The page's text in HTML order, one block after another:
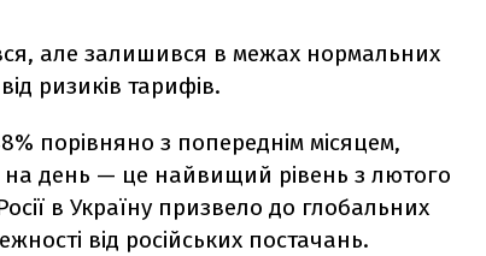
але залишився в межах нормальних
ризиків тарифів.
порівняно з попереднім місяцем,
на день — це найвищий рівень з лютого
в Україну призвело до глобальних
від російських постачань.